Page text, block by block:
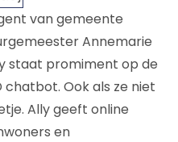
van gemeente
Annemarie
staat promiment op de
chatbot. Ook als ze niet
Ally geeft online
en